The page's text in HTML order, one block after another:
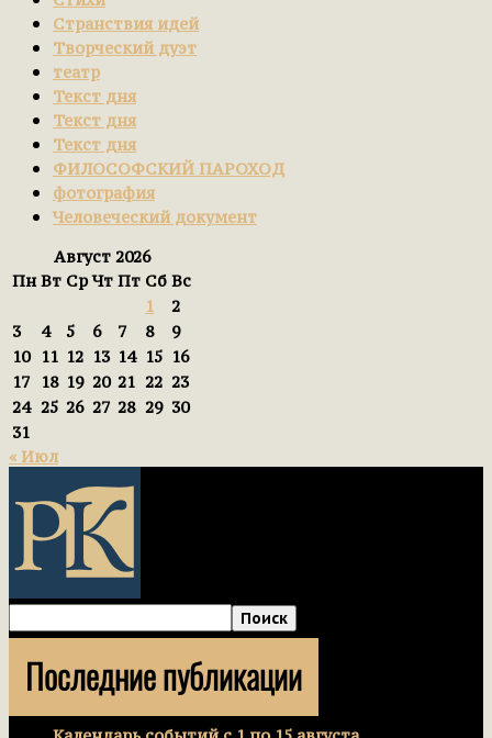
Странствия идей
Творческий дуэт
театр
Текст дня
Текст дня
Текст дня
ФИЛОСОФСКИЙ ПАРОХОД
фотография
Человеческий документ
Август 2026
Пн Вт Ср Чт Пт Сб Вс
1
2
3
4 5 6 7 8
9
10
11 12 13 14 15 16
17
18 19 20 21 22 23
24 25 26 27 28 29 30
31
« Июл
Последние публикации